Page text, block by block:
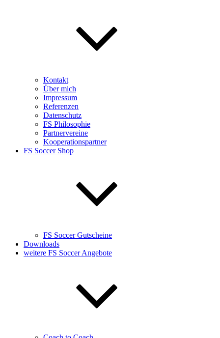
Kontakt
Über mich
Impressum
Referenzen
Datenschutz
FS Philosophie
Partnervereine
Kooperationspartner
FS Soccer Shop
FS Soccer Gutscheine
Downloads
weitere FS Soccer Angebote